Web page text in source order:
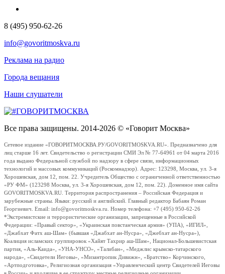
8 (495) 950-62-26
info@govoritmoskva.ru
Реклама на радио
Города вещания
Наши слушатели
Все права защищены. 2014-2026 © «Говорит Москва»
Сетевое издание «ГОВОРИТМОСКВА.РУ/GOVORITMOSKVA.RU». Предназначено для
лиц старше 16 лет. Свидетельство о регистрации СМИ Эл № 77-64961 от 04 марта 2016
года выдано Федеральной службой по надзору в сфере связи, информационных
технологий и массовых коммуникаций (Роскомнадзор). Адрес: 123298, Москва, ул. 3-я
Хорошевская, дом 12, пом. 22. Учредитель Общество с ограниченной ответственностью
«РУ ФМ» (123298 Москва, ул. 3-я Хорошевская, дом 12, пом. 22). Доменное имя сайта
GOVORITMOSKVA.RU. Территория распространения – Российская Федерация и
зарубежные страны. Языки: русский и английский. Главный редактор Бабаян Роман
Георгиевич. Email: info@govoritmoskva.ru. Номер телефона: +7 (495) 950-62-26
*Экстремистские и террористические организации, запрещенные в Российской
Федерации: «Правый сектор», «Украинская повстанческая армия» (УПА), «ИГИЛ»,
«Джабхат Фатх аш-Шам» (бывшая «Джабхат ан-Нусра», «Джебхат ан-Нусра»),
Коалиция исламских группировок «Хайят Тахрир аш-Шам», Национал-Большевистская
партия, «Аль-Каида», «УНА-УНСО», «Талибан», «Меджлис крымско-татарского
народа», «Свидетели Иеговы», «Мизантропик Дивижн», «Братство» Корчинского,
«Артподготовка», Религиозная организация «Управленческий центр Свидетелей Иеговы